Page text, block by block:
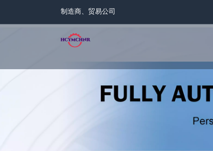
制造商、贸易公司